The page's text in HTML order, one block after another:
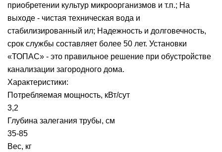
приобретении культур микроорганизмов и т.п.; На
выходе - чистая техническая вода и
стабилизированный ил; Надежность и долговечность,
срок службы составляет более 50 лет. Установки
«ТОПАС» - это правильное решение при обустройстве
канализации загородного дома.
Характеристики:
Потребляемая мощность, кВт/сут
3,2
Глубина залегания трубы, см
35-85
Вес, кг